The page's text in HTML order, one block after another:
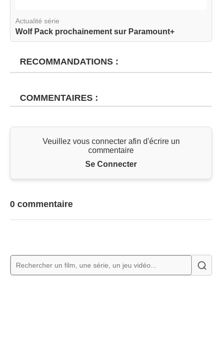
Actualité série
Wolf Pack prochainement sur Paramount+
RECOMMANDATIONS :
COMMENTAIRES :
Veuillez vous connecter afin d'écrire un
commentaire
Se Connecter
0 commentaire